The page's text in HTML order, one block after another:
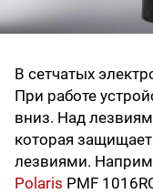
В сетчатых
При работе
вниз. Над
которая
лезвиями.
Polaris PMF